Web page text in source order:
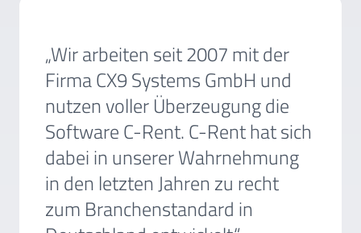
„Wir arbeiten seit 2007 mit der
Firma CX9 Systems GmbH und
nutzen voller Überzeugung die
Software C-Rent. C-Rent hat sich
dabei in unserer Wahrnehmung
in den letzten Jahren zu recht
zum Branchenstandard in